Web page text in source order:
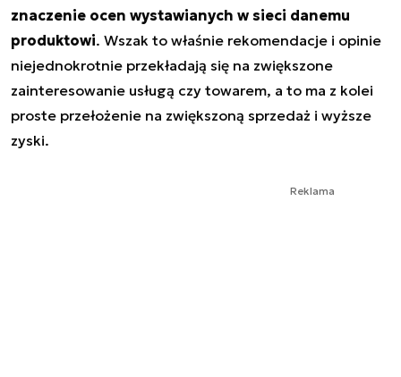
znaczenie ocen wystawianych w sieci danemu
produktowi. Wszak to właśnie rekomendacje i opinie
niejednokrotnie przekładają się na zwiększone
zainteresowanie usługą czy towarem, a to ma z kolei
proste przełożenie na zwiększoną sprzedaż i wyższe
zyski.
Reklama